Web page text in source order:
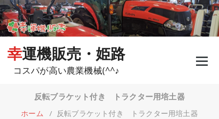
コ
ン
テ
ン
幸運機販売・姫路
コスパが高い農業機械(^^♪
反転ブラケット付き トラクター用培土器
ホーム / 反転ブラケット付き トラクター用培土器